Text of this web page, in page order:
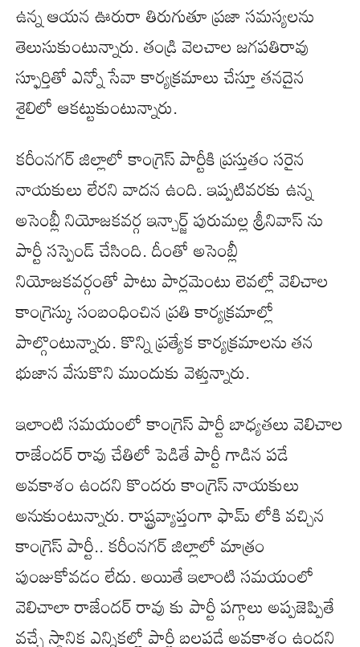
ఉన్న ఆయన ఊరురా తిరుగుతూ ప్రజా సమస్యలను
తెలుసుకుంటున్నారు. తండ్రి వెలచాల జగపతిరావు
స్ఫూర్తితో ఎన్నో సేవా కార్యక్రమాలు చేస్తూ తనదైన
శైలిలో ఆకట్టుకుంటున్నారు.
కరీంనగర్ జిల్లాలో కాంగ్రెస్ పార్టీకి ప్రస్తుతం సరైన
నాయకులు లేరని వాదన ఉంది. ఇప్పటివరకు ఉన్న
అసెంబ్లీ నియోజకవర్గ ఇన్చార్జ్ పురుమల్ల శ్రీనివాస్ ను
పార్టీ సస్పెండ్ చేసింది. దీంతో అసెంబ్లీ
నియోజకవర్గంతో పాటు పార్లమెంటు లెవల్లో వెలిచాల
కాంగ్రెస్కు సంబంధించిన ప్రతి కార్యక్రమాల్లో
పాల్గొంటున్నారు. కొన్ని ప్రత్యేక కార్యక్రమాలను తన
భుజాన వేసుకొని ముందుకు వెళ్తున్నారు.
ఇలాంటి సమయంలో కాంగ్రెస్ పార్టీ బాధ్యతలు వెలిచాల
రాజేందర్ రావు చేతిలో పెడితే పార్టీ గాడిన పడే
అవకాశం ఉందని కొందరు కాంగ్రెస్ నాయకులు
అనుకుంటున్నారు. రాష్ట్రవ్యాప్తంగా ఫామ్ లోకి వచ్చిన
కాంగ్రెస్ పార్టీ.. కరీంనగర్ జిల్లాలో మాత్రం
పుంజుకోవడం లేదు. అయితే ఇలాంటి సమయంలో
వెలిచాలా రాజేందర్ రావు కు పార్టీ పగ్గాలు అప్పజెప్పితే
వచ్చే స్థానిక ఎన్నికల్లో పార్టీ బలపడే అవకాశం ఉందని